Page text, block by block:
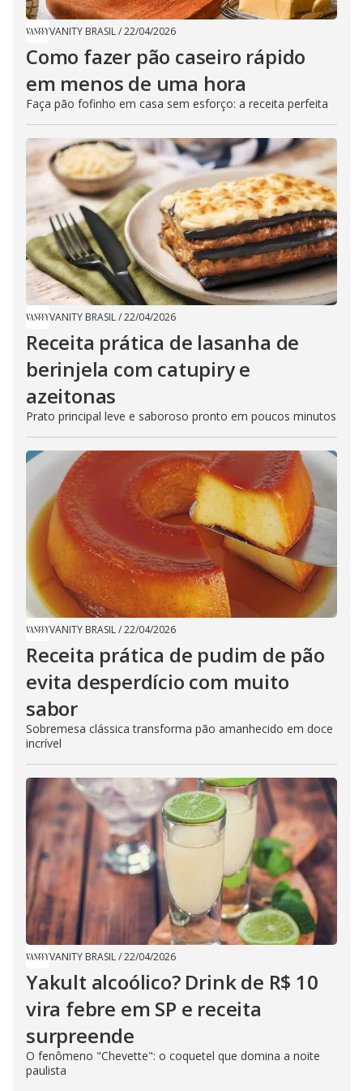
VANITY BRASIL/22/04/2026
Como fazer pão caseiro rápido
em menos de uma hora
Faça pão fofinho em casa sem esforço: a receita perfeita
VANITY BRASIL/22/04/2026
Receita prática de lasanha de
berinjela com catupiry e
azeitonas
Prato principal leve e saboroso pronto em poucos minutos
VANITY BRASIL/22/04/2026
Receita prática de pudim de pão
evita desperdício com muito
sabor
Sobremesa clássica transforma pão amanhecido em doce
incrível
VANITY BRASIL/22/04/2026
Yakult alcoólico? Drink de R$ 10
vira febre em SP e receita
surpreende
​O fenômeno "Chevette": o coquetel que domina a noite
paulista